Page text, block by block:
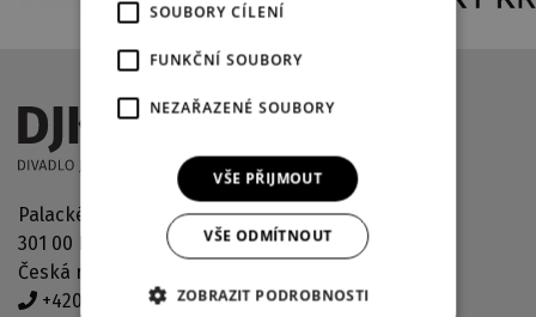
Palackého náměstí 2971/30
301 00 Plzeň
Česká republika
+420 378 038 190
SOUBORY CÍLENÍ
FUNKČNÍ SOUBORY
NEZAŘAZENÉ SOUBORY
VŠE PŘIJMOUT
VŠE ODMÍTNOUT
ZOBRAZIT PODROBNOSTI